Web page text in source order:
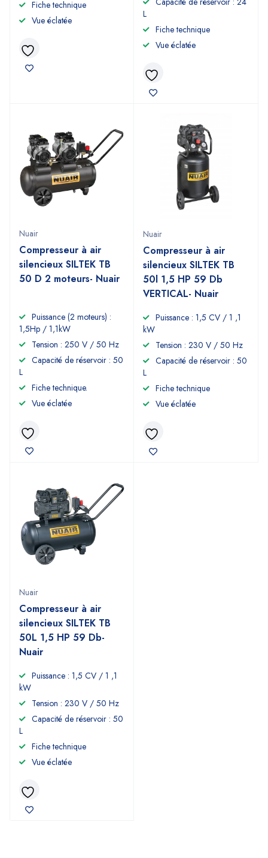
Fiche technique
Vue éclatée
L
Fiche technique
Vue éclatée
Nuair
Compresseur à air
silencieux SILTEK TB
50 D 2 moteurs- Nuair
Puissance (2 moteurs) :
1,5Hp / 1,1kW
Tension : 250 V / 50 Hz
Capacité de réservoir : 50
L
Fiche technique.
Vue éclatée
Nuair
Compresseur à air
silencieux SILTEK TB
50l 1,5 HP 59 Db
VERTICAL- Nuair
Puissance : 1,5 CV / 1 ,1
kW
Tension : 230 V / 50 Hz
Capacité de réservoir : 50
L
Fiche technique
Vue éclatée
Nuair
Compresseur à air
silencieux SILTEK TB
50L 1,5 HP 59 Db-
Nuair
Puissance : 1,5 CV / 1 ,1
kW
Tension : 230 V / 50 Hz
Capacité de réservoir : 50
L
Fiche technique
Vue éclatée